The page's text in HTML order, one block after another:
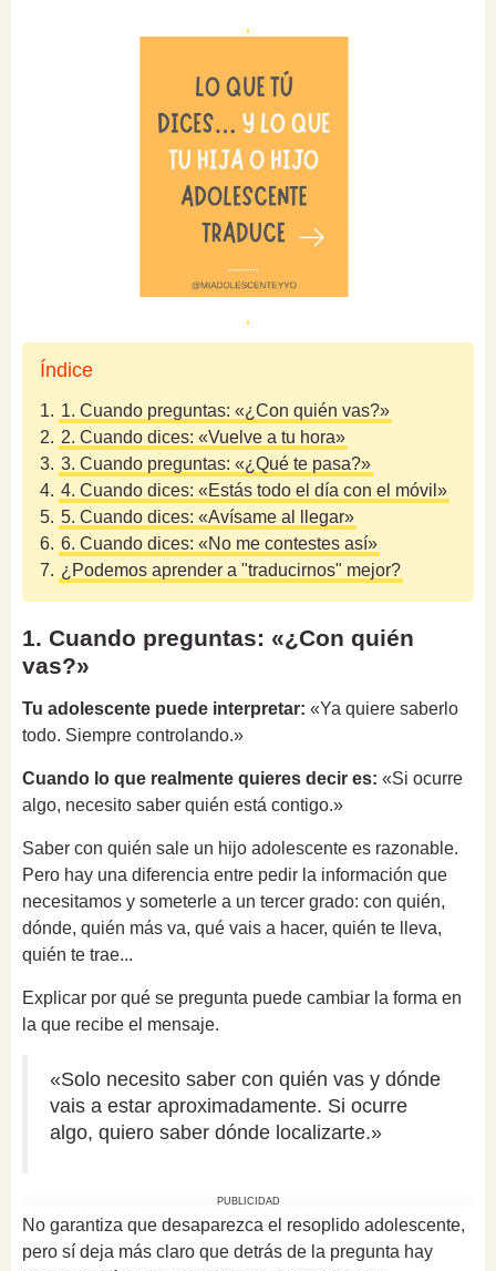
Índice
1. 1. Cuando preguntas: «¿Con quién vas?»
2. 2. Cuando dices: «Vuelve a tu hora»
3. 3. Cuando preguntas: «¿Qué te pasa?»
4. 4. Cuando dices: «Estás todo el día con el móvil»
5. 5. Cuando dices: «Avísame al llegar»
6. 6. Cuando dices: «No me contestes así»
7. ¿Podemos aprender a "traducirnos" mejor?
1. Cuando preguntas: «¿Con quién
vas?»
Tu adolescente puede interpretar: «Ya quiere saberlo
todo. Siempre controlando.»
Cuando lo que realmente quieres decir es: «Si ocurre
algo, necesito saber quién está contigo.»
Saber con quién sale un hijo adolescente es razonable.
Pero hay una diferencia entre pedir la información que
necesitamos y someterle a un tercer grado: con quién,
dónde, quién más va, qué vais a hacer, quién te lleva,
quién te trae...
Explicar por qué se pregunta puede cambiar la forma en
la que recibe el mensaje.
«Solo necesito saber con quién vas y dónde
vais a estar aproximadamente. Si ocurre
algo, quiero saber dónde localizarte.»
PUBLICIDAD
No garantiza que desaparezca el resoplido adolescente,
pero sí deja más claro que detrás de la pregunta hay